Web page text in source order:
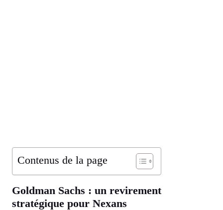
Contenus de la page
Goldman Sachs : un revirement
stratégique pour Nexans